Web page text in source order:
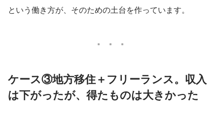
という働き方が、そのための土台を作っています。
ケース③地方移住＋フリーランス。収入
は下がったが、得たものは大きかった